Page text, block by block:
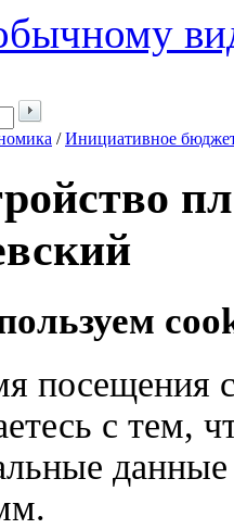
/Инициативное
посещения
с тем,